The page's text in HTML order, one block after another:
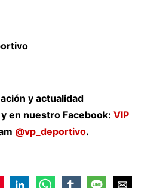
y actualidad
y en nuestro Facebook: VIP
@vp_deportivo.